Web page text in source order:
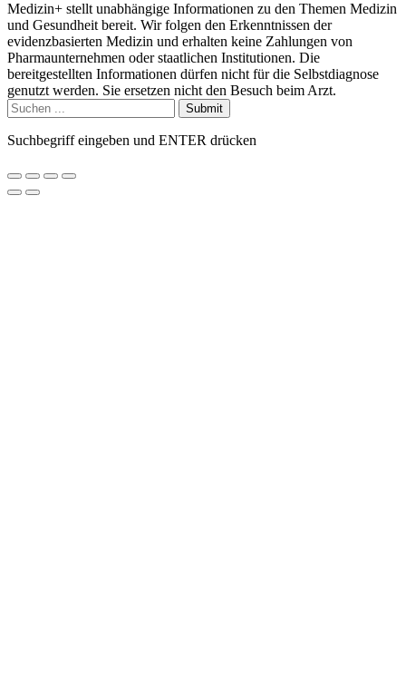
Medizin+ stellt unabhängige Informationen zu den Themen Medizin
und Gesundheit bereit. Wir folgen den Erkenntnissen der
evidenzbasierten Medizin und erhalten keine Zahlungen von
Pharmaunternehmen oder staatlichen Institutionen. Die
bereitgestellten Informationen dürfen nicht für die Selbstdiagnose
genutzt werden. Sie ersetzen nicht den Besuch beim Arzt.
Submit
Suchbegriff eingeben und ENTER drücken